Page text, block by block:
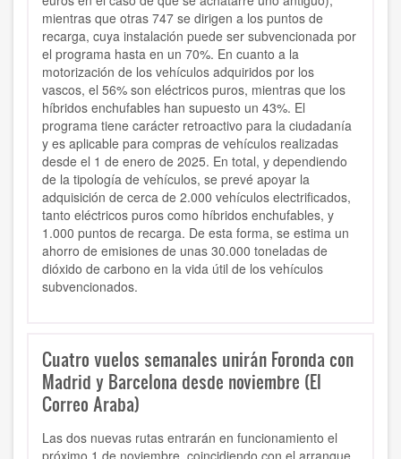
mientras que otras 747 se dirigen a los puntos de
recarga, cuya instalación puede ser subvencionada por
el programa hasta en un 70%. En cuanto a la
motorización de los vehículos adquiridos por los
vascos, el 56% son eléctricos puros, mientras que los
híbridos enchufables han supuesto un 43%. El
programa tiene carácter retroactivo para la ciudadanía
y es aplicable para compras de vehículos realizadas
desde el 1 de enero de 2025. En total, y dependiendo
de la tipología de vehículos, se prevé apoyar la
adquisición de cerca de 2.000 vehículos electrificados,
tanto eléctricos puros como híbridos enchufables, y
1.000 puntos de recarga. De esta forma, se estima un
ahorro de emisiones de unas 30.000 toneladas de
dióxido de carbono en la vida útil de los vehículos
subvencionados.
Cuatro vuelos semanales unirán Foronda con
Madrid y Barcelona desde noviembre (El
Correo Araba)
Las dos nuevas rutas entrarán en funcionamiento el